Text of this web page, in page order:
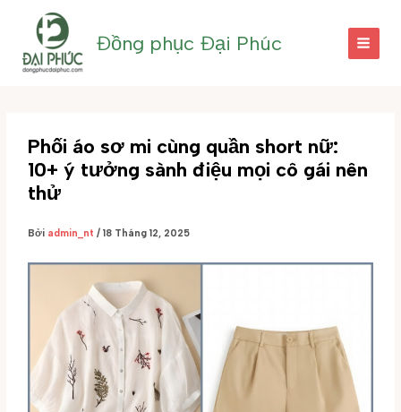
dung
Đồng phục Đại Phúc
Phối áo sơ mi cùng quần short nữ:
10+ ý tưởng sành điệu mọi cô gái nên
thử
Bởi admin_nt/18 Tháng 12, 2025